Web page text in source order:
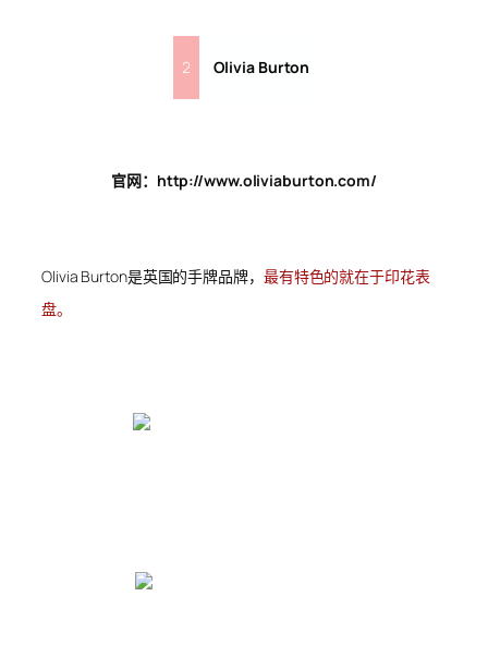
2 Olivia Burton
官网：http://www.oliviaburton.com/
Olivia Burton是英国的手牌品牌， 最有特色的就在于印花表
盘。